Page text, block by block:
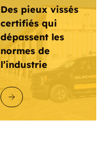
Des pieux vissés
certifiés qui
dépassent les
normes de
l’industrie
DÉCOUVRIR GOLIATHTECH